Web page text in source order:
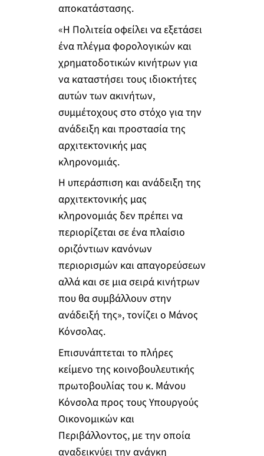
αποκατάστασης.
«Η Πολιτεία οφείλει να εξετάσει
ένα πλέγμα φορολογικών και
χρηματοδοτικών κινήτρων για
να καταστήσει τους ιδιοκτήτες
αυτών των ακινήτων,
συμμέτοχους στο στόχο για την
ανάδειξη και προστασία της
αρχιτεκτονικής μας
κληρονομιάς.
Η υπεράσπιση και ανάδειξη της
αρχιτεκτονικής μας
κληρονομιάς δεν πρέπει να
περιορίζεται σε ένα πλαίσιο
οριζόντιων κανόνων
περιορισμών και απαγορεύσεων
αλλά και σε μια σειρά κινήτρων
που θα συμβάλλουν στην
ανάδειξή της», τονίζει ο Μάνος
Κόνσολας.
Επισυνάπτεται το πλήρες
κείμενο της κοινοβουλευτικής
πρωτοβουλίας του κ. Μάνου
Κόνσολα προς τους Υπουργούς
Οικονομικών και
Περιβάλλοντος, με την οποία
αναδεικνύει την ανάγκη